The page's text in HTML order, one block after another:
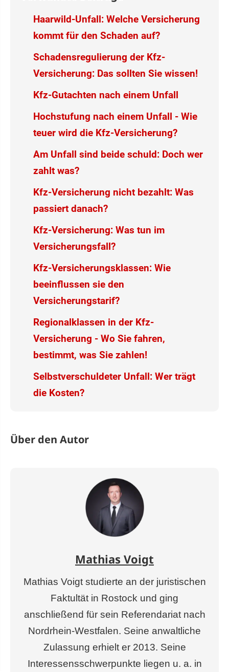
Haarwild-Unfall: Welche Versicherung
kommt für den Schaden auf?
Schadensregulierung der Kfz-
Versicherung: Das sollten Sie wissen!
Kfz-Gutachten nach einem Unfall
Hochstufung nach einem Unfall - Wie
teuer wird die Kfz-Versicherung?
Am Unfall sind beide schuld: Doch wer
zahlt was?
Kfz-Versicherung nicht bezahlt: Was
passiert danach?
Kfz-Versicherung: Was tun im
Versicherungsfall?
Kfz-Versicherungsklassen: Wie
beeinflussen sie den
Versicherungstarif?
Regionalklassen in der Kfz-
Versicherung - Wo Sie fahren,
bestimmt, was Sie zahlen!
Selbstverschuldeter Unfall: Wer trägt
die Kosten?
Über den Autor
Mathias Voigt
Mathias Voigt studierte an der juristischen
Faktultät in Rostock und ging
anschließend für sein Referendariat nach
Nordrhein-Westfalen. Seine anwaltliche
Zulassung erhielt er 2013. Seine
Interessensschwerpunkte liegen u. a. in